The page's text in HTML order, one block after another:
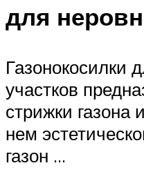
для
Газонокосилки
участков
стрижки газона
нем
газон …